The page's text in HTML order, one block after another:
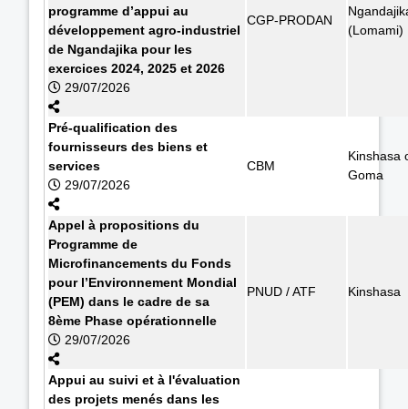
programme d’appui au
développement agro-industriel
de Ngandajika pour les
exercices 2024, 2025 et 2026
29/07/2026
CGP-PRODAN
(Lomami)
Pré-qualification des
fournisseurs des biens et
services
29/07/2026
CBM
Kinshasa
Goma
Appel à propositions du
Programme de
Microfinancements du Fonds
pour l’Environnement Mondial
(PEM) dans le cadre de sa
8ème Phase opérationnelle
29/07/2026
PNUD / ATF Kinshasa
Appui au suivi et à l'évaluation
des projets menés dans les